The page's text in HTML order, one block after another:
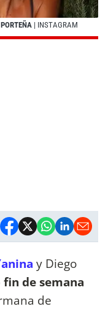
| INSTAGRAM
y Diego
de semana
de